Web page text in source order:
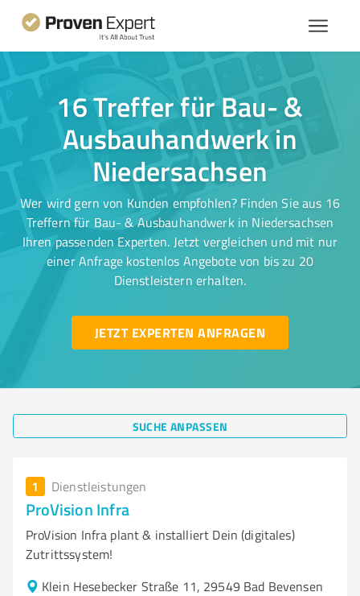
16 Treffer für Bau- &
Ausbauhandwerk in
Niedersachsen
Wer wird gern von Kunden empfohlen? Finden Sie aus 16
Treffern für Bau- & Ausbauhandwerk in Niedersachsen
Ihren passenden Experten. Jetzt vergleichen und mit nur
einer Anfrage kostenlos Angebote von bis zu 20
Dienstleistern erhalten.
JETZT EXPERTEN ANFRAGEN
SUCHE ANPASSEN
1 Dienstleistungen
ProVision Infra
ProVision Infra plant & installiert Dein (digitales)
Zutrittssystem!
Klein Hesebecker Straße 11, 29549 Bad Bevensen